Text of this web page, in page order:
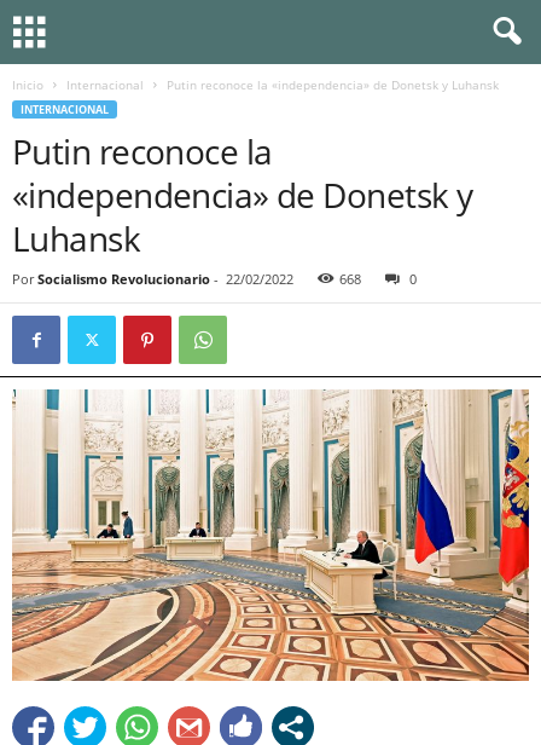
Inicio Internacional Putin reconoce la «independencia» de Donetsk y Luhansk
INTERNACIONAL
Putin reconoce la
«independencia» de Donetsk y
Luhansk
Por Socialismo Revolucionario - 22/02/2022 668 0